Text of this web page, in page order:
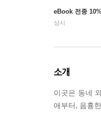
eBook 전종
상시
소개
이곳은 동네
애부터, 음흉